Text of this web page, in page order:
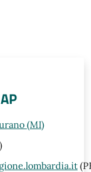
(MI)